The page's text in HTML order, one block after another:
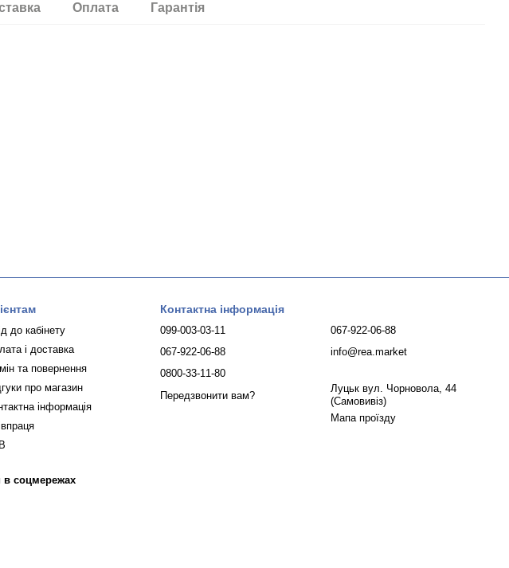
Оплата Гарантія
до кабінету
і доставка
та повернення
про магазин
інформація
в соцмережах
Контактна інформація
099-003-03-11
067-922-06-88
0800-33-11-80
Передзвонити вам?
067-922-06-88
info@rea.market
Луцьк вул. Чорновола, 44
(Самовивіз)
Мапа проїзду